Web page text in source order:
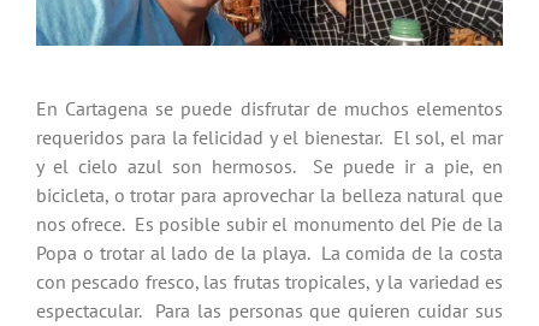
En Cartagena se puede disfrutar de muchos elementos
requeridos para la felicidad y el bienestar. El sol, el mar
y el cielo azul son hermosos. Se puede ir a pie, en
bicicleta, o trotar para aprovechar la belleza natural que
nos ofrece. Es posible subir el monumento del Pie de la
Popa o trotar al lado de la playa. La comida de la costa
con pescado fresco, las frutas tropicales, y la variedad es
espectacular. Para las personas que quieren cuidar sus